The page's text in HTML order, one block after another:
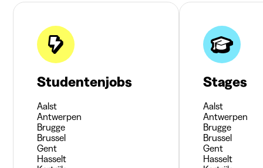
Studentenjobs
Aalst
Antwerpen
Brugge
Brussel
Gent
Hasselt
Stages
Aalst
Antwerpen
Brugge
Brussel
Gent
Hasselt